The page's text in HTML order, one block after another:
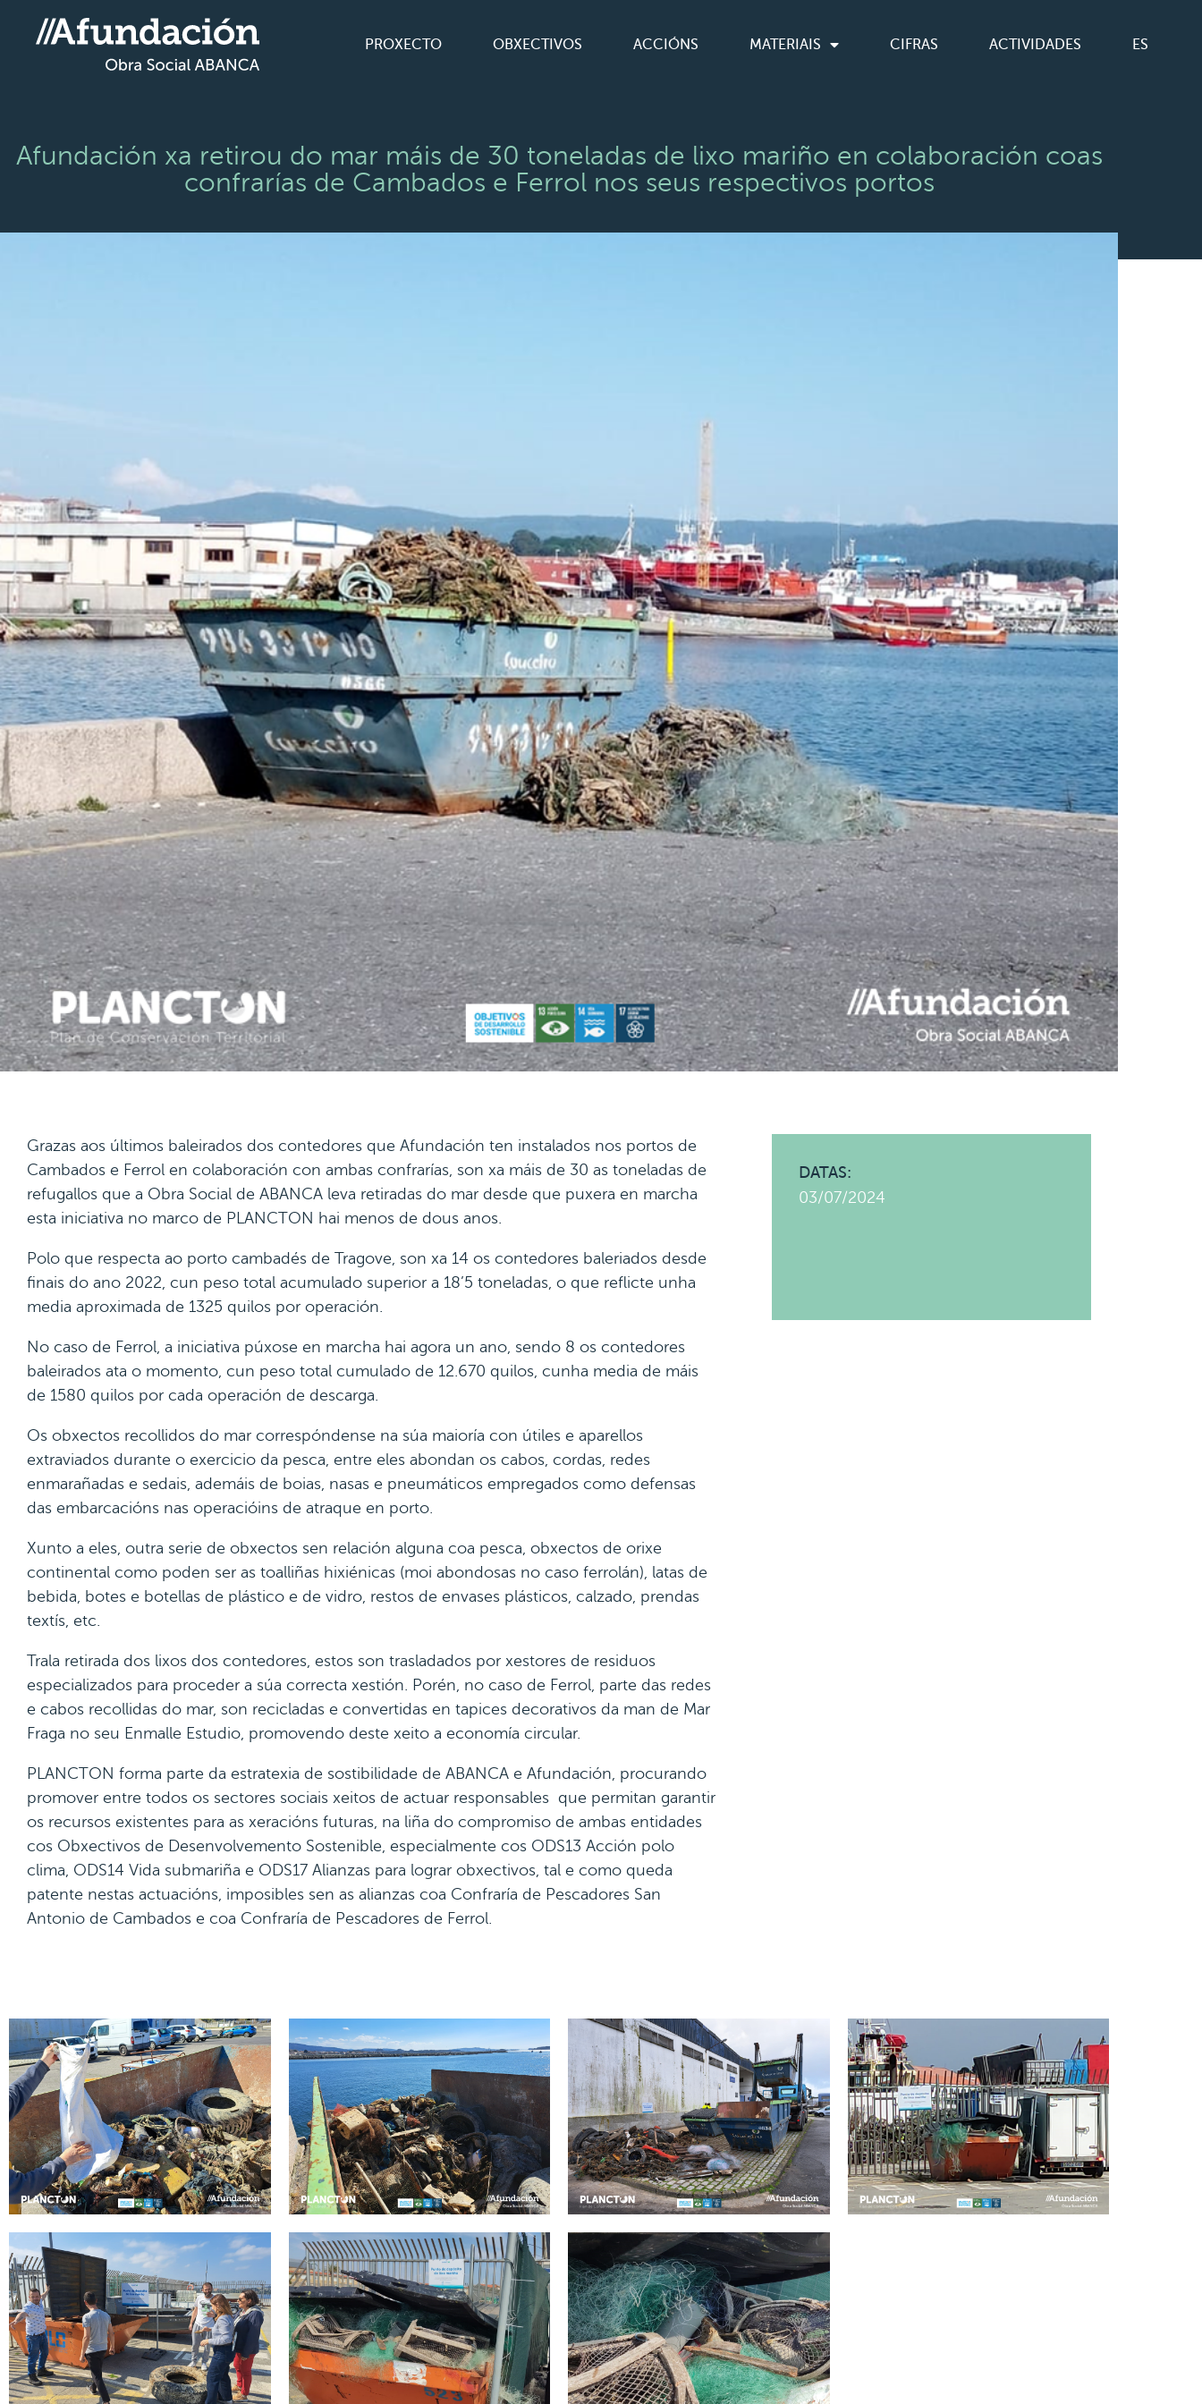
PROXECTO OBXECTIVOS ACCIÓNS MATERIAIS CIFRAS ACTIVIDADES ES
Afundación xa retirou do mar máis de 30 toneladas de lixo mariño en colaboración coas
confrarías de Cambados e Ferrol nos seus respectivos portos
Grazas aos últimos baleirados dos contedores que Afundación ten instalados nos portos de
Cambados e Ferrol en colaboración con ambas confrarías, son xa máis de 30 as toneladas de
refugallos que a Obra Social de ABANCA leva retiradas do mar desde que puxera en marcha
esta iniciativa no marco de PLANCTON hai menos de dous anos.
Polo que respecta ao porto cambadés de Tragove, son xa 14 os contedores baleriados desde
finais do ano 2022, cun peso total acumulado superior a 18’5 toneladas, o que reflicte unha
media aproximada de 1325 quilos por operación.
No caso de Ferrol, a iniciativa púxose en marcha hai agora un ano, sendo 8 os contedores
baleirados ata o momento, cun peso total cumulado de 12.670 quilos, cunha media de máis
de 1580 quilos por cada operación de descarga.
Os obxectos recollidos do mar correspóndense na súa maioría con útiles e aparellos
extraviados durante o exercicio da pesca, entre eles abondan os cabos, cordas, redes
enmarañadas e sedais, ademáis de boias, nasas e pneumáticos empregados como defensas
das embarcacións nas operacióins de atraque en porto.
Xunto a eles, outra serie de obxectos sen relación alguna coa pesca, obxectos de orixe
continental como poden ser as toalliñas hixiénicas (moi abondosas no caso ferrolán), latas de
bebida, botes e botellas de plástico e de vidro, restos de envases plásticos, calzado, prendas
textís, etc.
Trala retirada dos lixos dos contedores, estos son trasladados por xestores de residuos
especializados para proceder a súa correcta xestión. Porén, no caso de Ferrol, parte das redes
e cabos recollidas do mar, son recicladas e convertidas en tapices decorativos da man de Mar
Fraga no seu Enmalle Estudio, promovendo deste xeito a economía circular.
PLANCTON forma parte da estratexia de sostibilidade de ABANCA e Afundación, procurando
promover entre todos os sectores sociais xeitos de actuar responsables que permitan garantir
os recursos existentes para as xeracións futuras, na liña do compromiso de ambas entidades
cos Obxectivos de Desenvolvemento Sostenible, especialmente cos ODS13 Acción polo
clima, ODS14 Vida submariña e ODS17 Alianzas para lograr obxectivos, tal e como queda
patente nestas actuacións, imposibles sen as alianzas coa Confraría de Pescadores San
Antonio de Cambados e coa Confraría de Pescadores de Ferrol.
DATAS:
03/07/2024